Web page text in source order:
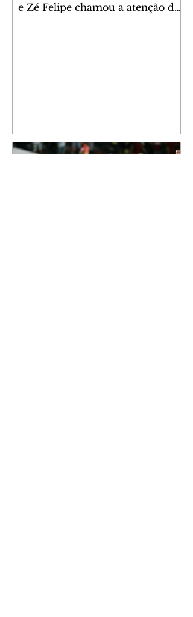
e Zé Felipe chamou a atenção dos
filhos que eles tiveram juntos:
Maria Alice, Maria Flor e José